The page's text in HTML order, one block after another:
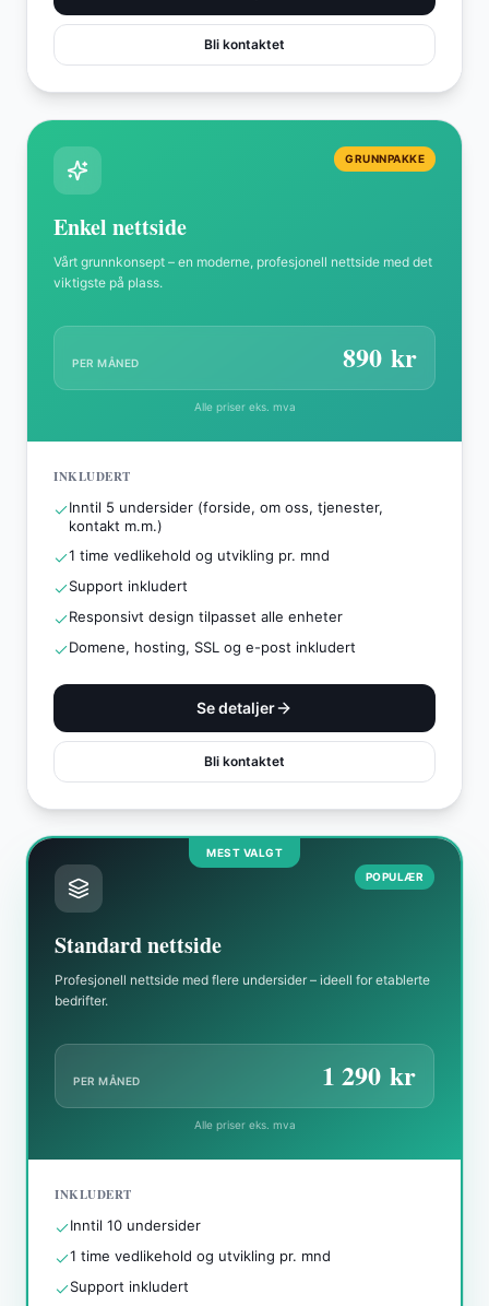
Bli kontaktet
GRUNNPAKKE
Enkel nettside
Vårt grunnkonsept – en moderne, profesjonell nettside med det
viktigste på plass.
PER MÅNED 890 kr
Alle priser eks. mva
INKLUDERT
Inntil 5 undersider (forside, om oss, tjenester,
kontakt m.m.)
1 time vedlikehold og utvikling pr. mnd
Support inkludert
Responsivt design tilpasset alle enheter
Domene, hosting, SSL og e-post inkludert
Se detaljer
Bli kontaktet
MEST VALGT
POPULÆR
Standard nettside
Profesjonell nettside med flere undersider – ideell for etablerte
bedrifter.
PER MÅNED 1 290 kr
Alle priser eks. mva
INKLUDERT
Inntil 10 undersider
1 time vedlikehold og utvikling pr. mnd
Support inkludert